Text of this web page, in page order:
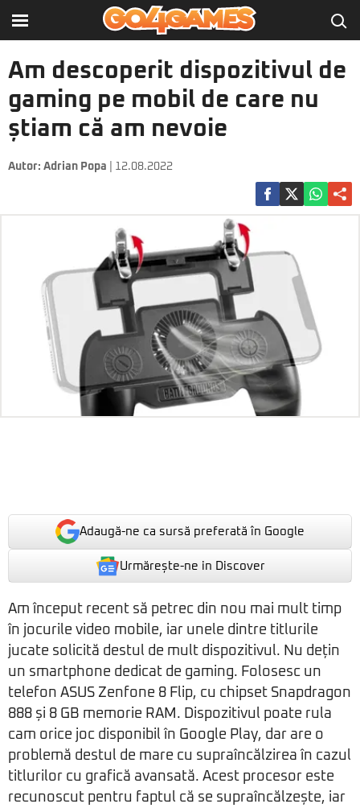
Am descoperit dispozitivul de
gaming pe mobil de care nu
știam că am nevoie
Autor: Adrian Popa | 12.08.2022
Adaugă-ne ca sursă preferată în Google
Urmărește-ne in Discover
Am început recent să petrec din nou mai mult timp
în jocurile video mobile, iar unele dintre titlurile
jucate solicită destul de mult dispozitivul. Nu dețin
un smartphone dedicat de gaming. Folosesc un
telefon ASUS Zenfone 8 Flip, cu chipset Snapdragon
888 și 8 GB memorie RAM. Dispozitivul poate rula
cam orice joc disponibil în Google Play, dar are o
problemă destul de mare cu supraîncălzirea în cazul
titlurilor cu grafică avansată. Acest procesor este
recunoscut pentru faptul că se supraîncălzește, iar